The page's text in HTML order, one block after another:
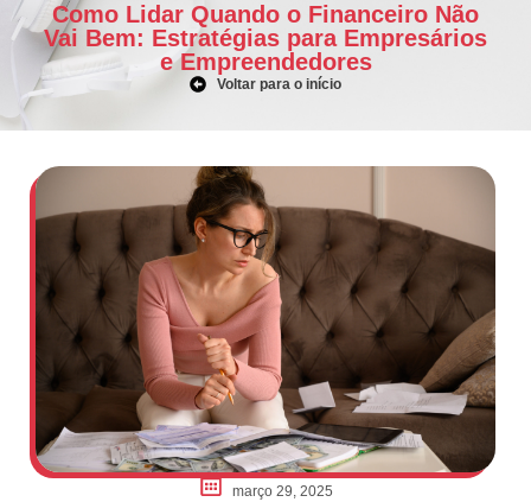
Como Lidar Quando o Financeiro Não
Vai Bem: Estratégias para Empresários
e Empreendedores
Voltar para o início
março 29, 2025